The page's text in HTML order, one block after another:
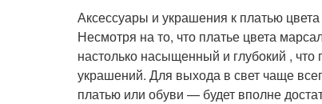
Аксессуары и украшения к платью
Несмотря на то, что платье цвета
настолько насыщенный и глубокий , что
украшений. Для выхода в свет чаще
платью или обуви — будет вполне